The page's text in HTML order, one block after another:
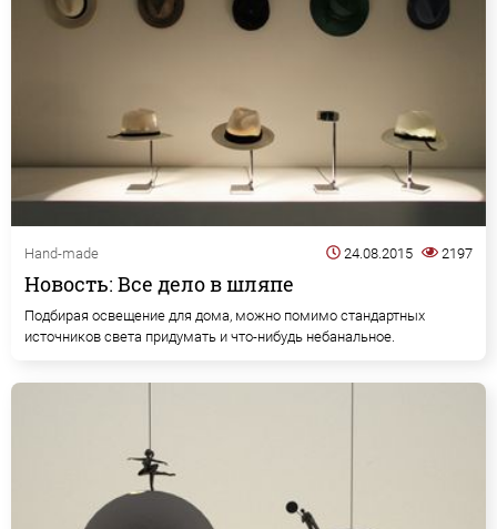
Hand-made 24.08.2015 2197
Новость: Все дело в шляпе
Подбирая освещение для дома, можно помимо стандартных
источников света придумать и что-нибудь небанальное.